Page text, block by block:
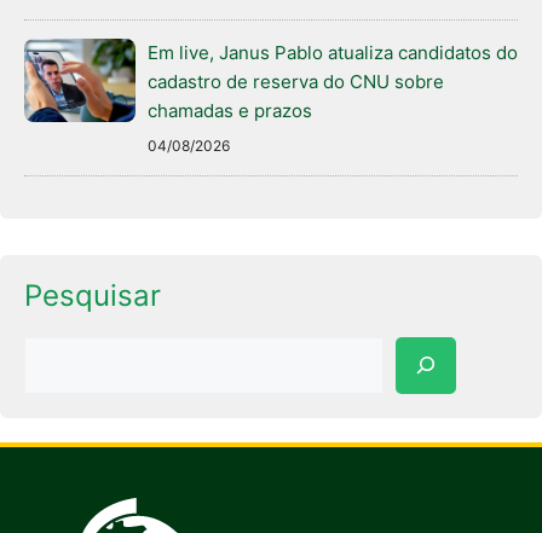
Em live, Janus Pablo atualiza candidatos do
cadastro de reserva do CNU sobre
chamadas e prazos
04/08/2026
Pesquisar